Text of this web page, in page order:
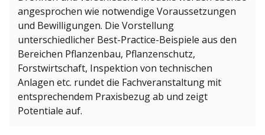
angesprochen wie notwendige Voraussetzungen
und Bewilligungen. Die Vorstellung
unterschiedlicher Best-Practice-Beispiele aus den
Bereichen Pflanzenbau, Pflanzenschutz,
Forstwirtschaft, Inspektion von technischen
Anlagen etc. rundet die Fachveranstaltung mit
entsprechendem Praxisbezug ab und zeigt
Potentiale auf.